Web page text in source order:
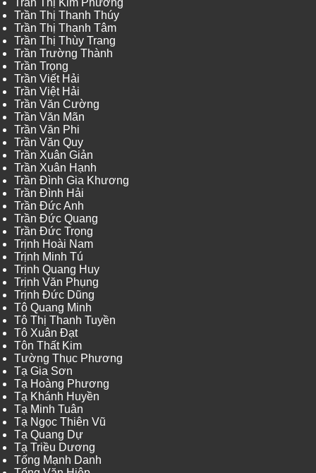
Trần Thị Kim Phương
Trần Thị Thanh Thúy
Trần Thị Thanh Tâm
Trần Thị Thùy Trang
Trần Trường Thành
Trần Trọng
Trần Viết Hải
Trần Việt Hải
Trần Văn Cường
Trần Văn Mãn
Trần Văn Phi
Trần Văn Quy
Trần Xuân Giản
Trần Xuân Hạnh
Trần Đình Gia Khương
Trần Đình Hải
Trần Đức Anh
Trần Đức Quang
Trần Đức Trọng
Trịnh Hoài Nam
Trịnh Minh Tú
Trịnh Quang Huy
Trịnh Văn Phụng
Trịnh Đức Dũng
Tô Quang Minh
Tô Thị Thanh Tuyền
Tô Xuân Đạt
Tôn Thất Kim
Tường Thục Phương
Tạ Gia Sơn
Tạ Hoàng Phương
Tạ Khánh Huyền
Tạ Minh Tuân
Tạ Ngọc Thiên Vũ
Tạ Quang Dự
Tạ Triều Dương
Tống Mạnh Danh